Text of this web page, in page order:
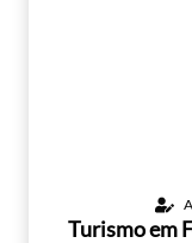
Turismo em